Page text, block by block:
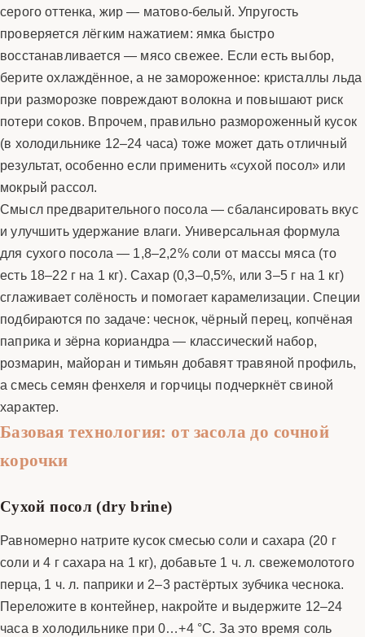
серого оттенка, жир — матово-белый. Упругость
проверяется лёгким нажатием: ямка быстро
восстанавливается — мясо свежее. Если есть выбор,
берите охлаждённое, а не замороженное: кристаллы льда
при разморозке повреждают волокна и повышают риск
потери соков. Впрочем, правильно размороженный кусок
(в холодильнике 12–24 часа) тоже может дать отличный
результат, особенно если применить «сухой посол» или
мокрый рассол.
Смысл предварительного посола — сбалансировать вкус
и улучшить удержание влаги. Универсальная формула
для сухого посола — 1,8–2,2% соли от массы мяса (то
есть 18–22 г на 1 кг). Сахар (0,3–0,5%, или 3–5 г на 1 кг)
сглаживает солёность и помогает карамелизации. Специи
подбираются по задаче: чеснок, чёрный перец, копчёная
паприка и зёрна кориандра — классический набор,
розмарин, майоран и тимьян добавят травяной профиль,
а смесь семян фенхеля и горчицы подчеркнёт свиной
характер.
Базовая технология: от засола до сочной
корочки
Сухой посол (dry brine)
Равномерно натрите кусок смесью соли и сахара (20 г
соли и 4 г сахара на 1 кг), добавьте 1 ч. л. свежемолотого
перца, 1 ч. л. паприки и 2–3 растёртых зубчика чеснока.
Переложите в контейнер, накройте и выдержите 12–24
часа в холодильнике при 0…+4 °C. За это время соль